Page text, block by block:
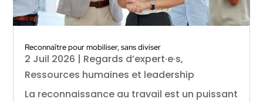
Reconnaître pour mobiliser, sans diviser
2 Juil 2026 | Regards d’expert·e·s,
Ressources humaines et leadership
La reconnaissance au travail est un puissant